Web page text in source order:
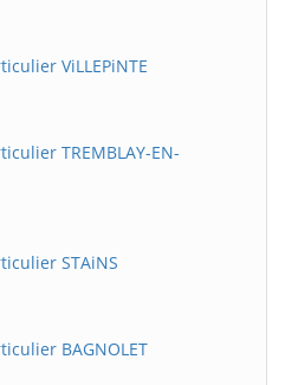
ViLLEPiNTE
TREMBLAY-EN-
STAiNS
BAGNOLET